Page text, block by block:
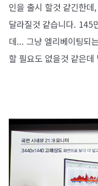
인을 출시 할것 같긴한
달라질것 같습니다. 145
데... 그냥 엘리베이팅되
할 필요도 없을것 같은데